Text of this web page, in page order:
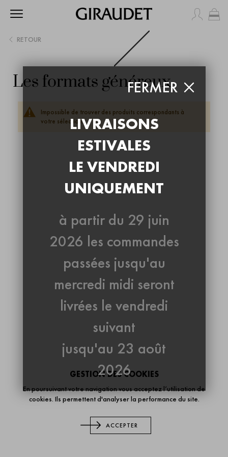
FERMER
LIVRAISONS
ESTIVALES
LE VENDREDI
UNIQUEMENT
à partir du 29 juin
2026 les commandes
passées jusqu'au
mercredi midi seront
livrées le vendredi
suivant
jusqu'au 23 août
2026
GESTION DES COOKIES
En poursuivant votre navigation vous acceptez l’utilisation de
cookies. Ils permettent d'analyser la performance du site.
ACCEPTER
RETOUR
Les formats généreux
Impossible de trouver des produits correspondants à
votre sélection.